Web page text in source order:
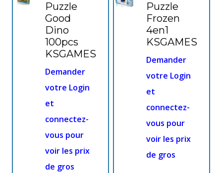
Puzzle
Good
Dino
100pcs
KSGAMES
Demander
votre Login
et
connectez-
vous pour
voir les prix
de gros
Puzzle
Frozen
4en1
KSGAMES
Demander
votre Login
et
connectez-
vous pour
voir les prix
de gros